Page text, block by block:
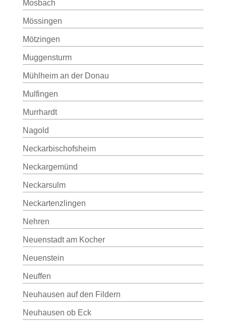
Mosbach
Mössingen
Mötzingen
Muggensturm
Mühlheim an der Donau
Mulfingen
Murrhardt
Nagold
Neckarbischofsheim
Neckargemünd
Neckarsulm
Neckartenzlingen
Nehren
Neuenstadt am Kocher
Neuenstein
Neuffen
Neuhausen auf den Fildern
Neuhausen ob Eck